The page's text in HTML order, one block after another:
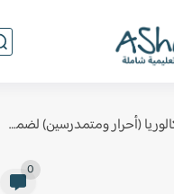
حصرياً: كنز تلاميذ الباكالوريا (أحرار ومتمدرسين) لضمان النقطة الكاملة في...